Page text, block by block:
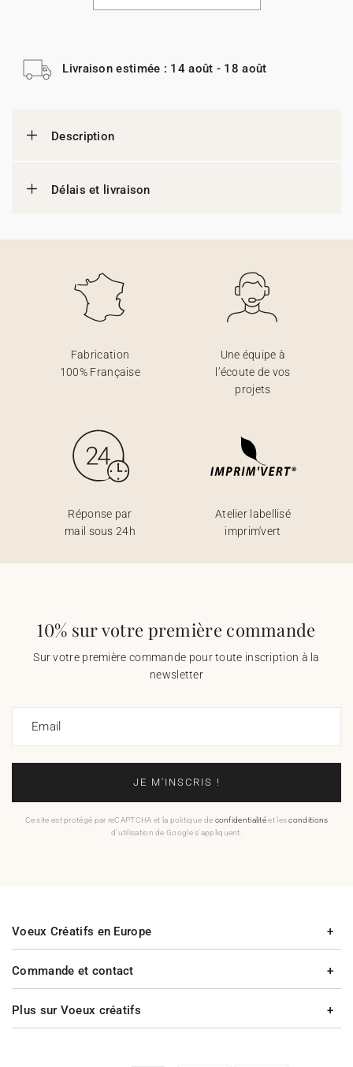
Livraison estimée : 14 août - 18 août
Description
Délais et livraison
Fabrication
100% Française
Une équipe à
l’écoute de vos
projets
Réponse par
mail sous 24h
Atelier labellisé
imprim'vert
10% sur votre première commande
Sur votre première commande pour toute inscription à la
newsletter
Email
JE M'INSCRIS !
Ce site est protégé par reCAPTCHA et la politique de confidentialitéet lesconditions
d'utilisation de Google s'appliquent.
Commande et contact
Plus sur Voeux créatifs
Voeux Créatifs en Europe